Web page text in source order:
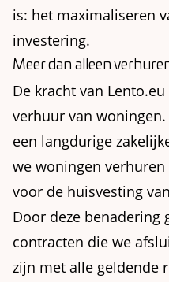
is: het maximaliseren
investering.
Meer dan alleen
De kracht van
verhuur van
een langdurige
we woningen
voor de huisvesting
Door deze benadering
contracten die we
zijn met alle geldende